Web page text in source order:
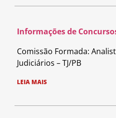
Informações de
Comissão Formada:
Judiciários – TJ/PB
LEIA MAIS